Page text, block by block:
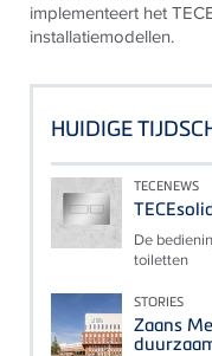
implementeert het
installatiemodellen.
HUIDIGE
TECENEWS
De
toiletten
STORIES
Zaans